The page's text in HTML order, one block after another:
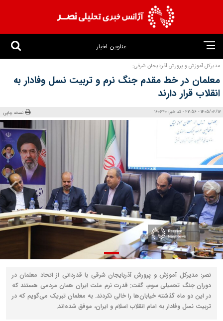
عناوین اخبار
مدیرکل آموزش و پرورش آذربایجان شرقی:
معلمان در خط مقدم جنگ نرم و تربیت نسل وفادار به
انقلاب قرار دارند
1405/02/17 - 22:56 - کد خبر: 160640 نسخه چاپی
نصر: مدیرکل آموزش و پرورش آذربایجان شرقی با قدردانی از اتحاد معلمان در
دوران جنگ تحمیلی سوم، گفت: قدرت نرم ملت ایران همان مردمی هستند که
در این دو ماه گذشته خیابان‌ها را خالی نکردند. به معلمان تبریک می‌گویم که در
تربیت نسل وفادار به امام انقلاب اسلام و ایران، موفق شده‌اند.